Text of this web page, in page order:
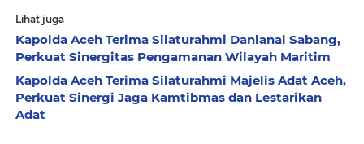
Lihat juga
Kapolda Aceh Terima Silaturahmi Danlanal Sabang,
Perkuat Sinergitas Pengamanan Wilayah Maritim
Kapolda Aceh Terima Silaturahmi Majelis Adat Aceh,
Perkuat Sinergi Jaga Kamtibmas dan Lestarikan
Adat